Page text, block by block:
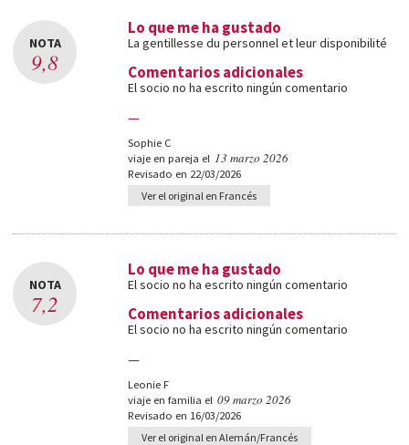
NOTA
9,8
Lo que me ha gustado
La gentillesse du personnel et leur disponibilité
Comentarios adicionales
El socio no ha escrito ningún comentario
—
Sophie C
viaje en pareja el 13 marzo 2026
Revisado en 22/03/2026
Ver el original en Francés
NOTA
7,2
Lo que me ha gustado
El socio no ha escrito ningún comentario
Comentarios adicionales
El socio no ha escrito ningún comentario
—
Leonie F
viaje en familia el 09 marzo 2026
Revisado en 16/03/2026
Ver el original en Alemán/Francés